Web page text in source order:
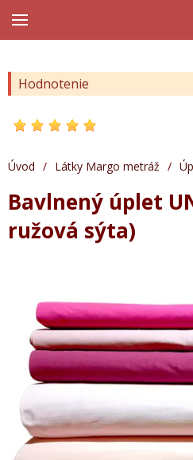
Hodnotenie
Úvod / Látky Margo metráž /
Bavlnený úplet
ružová sýta)